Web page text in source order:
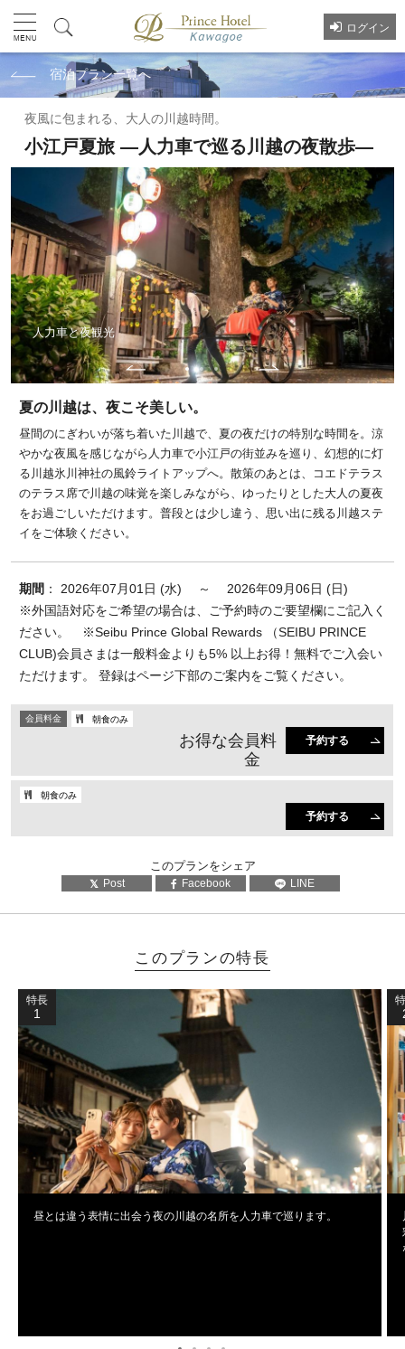
ログイン
宿泊プラン一覧へ
夜風に包まれる、大人の川越時間。
小江戸夏旅 ―人力車で巡る川越の夜散歩―
人力車と夜観光
夏の川越は、夜こそ美しい。
昼間のにぎわいが落ち着いた川越で、夏の夜だけの特別な時間を。涼
やかな夜風を感じながら人力車で小江戸の街並みを巡り、幻想的に灯
る川越氷川神社の風鈴ライトアップへ。散策のあとは、コエドテラス
のテラス席で川越の味覚を楽しみながら、ゆったりとした大人の夏夜
をお過ごしいただけます。普段とは少し違う、思い出に残る川越ステ
イをご体験ください。
期間 ： 2026年07月01日 (水) ～ 2026年09月06日 (日)
※外国語対応をご希望の場合は、ご予約時のご要望欄にご記入く
ださい。 ※Seibu Prince Global Rewards （SEIBU PRINCE
CLUB)会員さまは一般料金よりも5% 以上お得！無料でご入会い
ただけます。 登録はページ下部のご案内をご覧ください。
会員料金 朝食のみ
お得な会員料
金
予約する
朝食のみ
予約する
このプランをシェア
Post Facebook LINE
このプランの特長
特長
1
昼とは違う表情に出会う夜の川越の名所を人力車で巡ります。